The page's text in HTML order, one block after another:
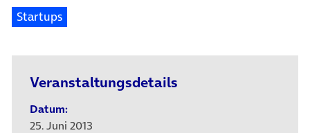
Startups
Veranstaltungsdetails
Datum:
25. Juni 2013